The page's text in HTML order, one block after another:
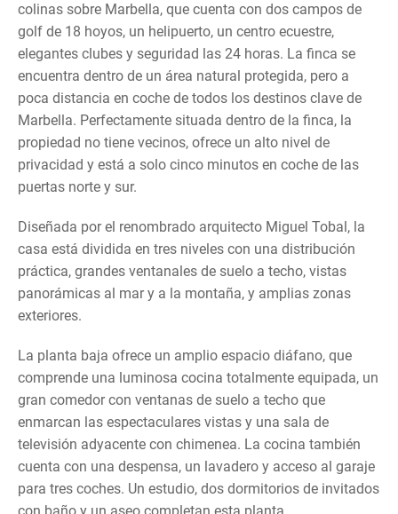
colinas sobre Marbella, que cuenta con dos campos de
golf de 18 hoyos, un helipuerto, un centro ecuestre,
elegantes clubes y seguridad las 24 horas. La finca se
encuentra dentro de un área natural protegida, pero a
poca distancia en coche de todos los destinos clave de
Marbella. Perfectamente situada dentro de la finca, la
propiedad no tiene vecinos, ofrece un alto nivel de
privacidad y está a solo cinco minutos en coche de las
puertas norte y sur.
Diseñada por el renombrado arquitecto Miguel Tobal, la
casa está dividida en tres niveles con una distribución
práctica, grandes ventanales de suelo a techo, vistas
panorámicas al mar y a la montaña, y amplias zonas
exteriores.
La planta baja ofrece un amplio espacio diáfano, que
comprende una luminosa cocina totalmente equipada, un
gran comedor con ventanas de suelo a techo que
enmarcan las espectaculares vistas y una sala de
televisión adyacente con chimenea. La cocina también
cuenta con una despensa, un lavadero y acceso al garaje
para tres coches. Un estudio, dos dormitorios de invitados